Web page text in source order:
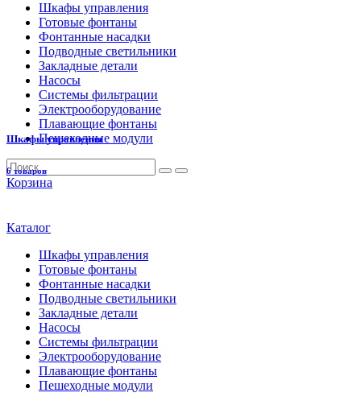
Шкафы управления
Готовые фонтаны
Фонтанные насадки
Подводные светильники
Закладные детали
Насосы
Системы фильтрации
Электрооборудование
Плавающие фонтаны
Пешеходные модули
Корзина
Каталог
Шкафы управления
Готовые фонтаны
Фонтанные насадки
Подводные светильники
Закладные детали
Насосы
Системы фильтрации
Электрооборудование
Плавающие фонтаны
Пешеходные модули
Шкафы управления
6 товаров